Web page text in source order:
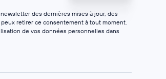
des dernières mises à jour, des
retirer ce consentement à tout moment.
de vos données personnelles dans